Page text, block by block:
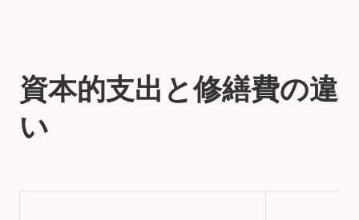
資本的支出と修繕費の違
い